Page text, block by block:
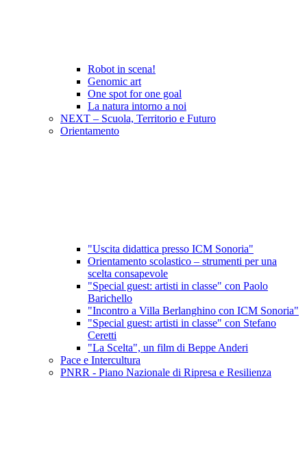
Robot in scena!
Genomic art
One spot for one goal
La natura intorno a noi
NEXT – Scuola, Territorio e Futuro
Orientamento
"Uscita didattica presso ICM Sonoria"
Orientamento scolastico – strumenti per una
scelta consapevole
"Special guest: artisti in classe" con Paolo
Barichello
"Incontro a Villa Berlanghino con ICM Sonoria"
"Special guest: artisti in classe" con Stefano
Ceretti
"La Scelta", un film di Beppe Anderi
Pace e Intercultura
PNRR - Piano Nazionale di Ripresa e Resilienza